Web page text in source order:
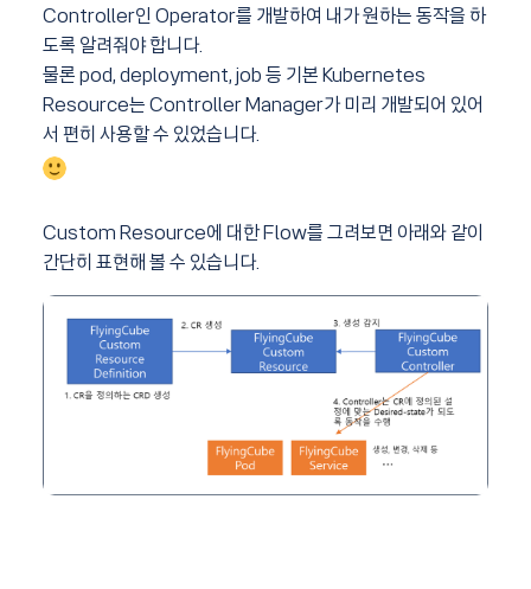
Controller인 Operator를 개발하여 내가 원하는 동작을 하
도록 알려줘야 합니다.
물론 pod, deployment, job 등 기본 Kubernetes
Resource는 Controller Manager가 미리 개발되어 있어
서 편히 사용할 수 있었습니다.
Custom Resource에 대한 Flow를 그려보면 아래와 같이
간단히 표현해 볼 수 있습니다.